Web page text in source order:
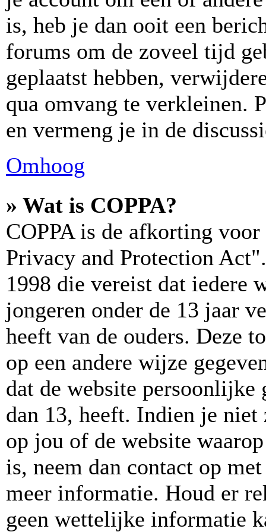
is, heb je dan ooit een
forums om de zoveel tijd
geplaatst hebben,
qua omvang te verkleinen.
en vermeng je in de
Omhoog
» Wat is COPPA?
COPPA is de afkorting
Privacy and Protection
1998 die vereist dat iedere
jongeren onder de 13 jaar
heeft van de ouders. Deze
op een andere wijze
dat de website persoonlijke
dan 13, heeft. Indien je
op jou of de website
is, neem dan contact op
meer informatie. Houd er
geen wettelijke informatie